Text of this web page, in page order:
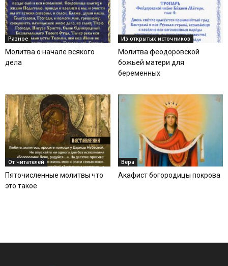
Разное
Молитва о начале всякого
дела
Из открытых источников
Молитва феодоровской
божьей матери для
беременных
От читателей
Пяточисленные молитвы что
это такое
Вера
Акафист богородицы покрова